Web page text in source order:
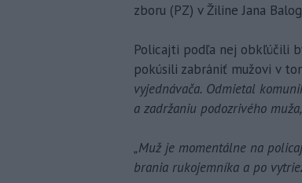
zboru (PZ) v Žiline Jana
Policajti podľa nej obkľúčili
pokúsili zabrániť mužovi v
vyjednávača. Odmietal
a zadržaniu podozrivého
„Muž je momentálne na
brania rukojemníka a po